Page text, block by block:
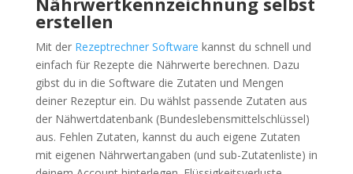
erstellen
Mit der Rezeptrechner Software kannst du schnell und
einfach für Rezepte die Nährwerte berechnen. Dazu
gibst du in die Software die Zutaten und Mengen
deiner Rezeptur ein. Du wählst passende Zutaten aus
der Nähwertdatenbank (Bundeslebensmittelschlüssel)
aus. Fehlen Zutaten, kannst du auch eigene Zutaten
mit eigenen Nährwertangaben (und sub-Zutatenliste) in